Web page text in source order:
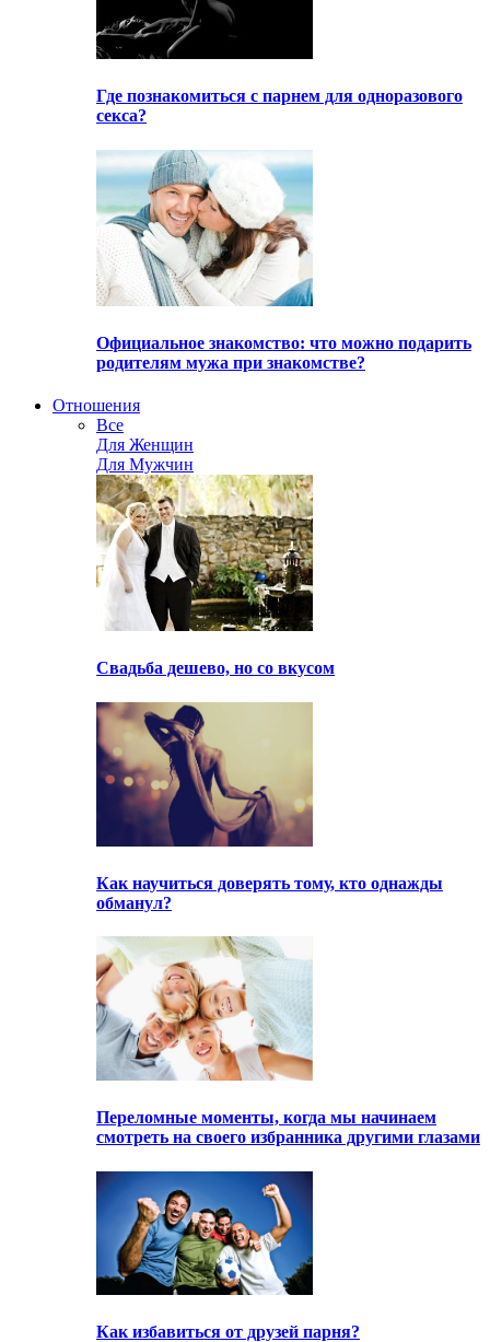
Где познакомиться с парнем для одноразового
секса?
Официальное знакомство: что можно подарить
родителям мужа при знакомстве?
Отношения
Все
Для Женщин
Для Мужчин
Свадьба дешево, но со вкусом
Как научиться доверять тому, кто однажды
обманул?
Переломные моменты, когда мы начинаем
смотреть на своего избранника другими глазами
Как избавиться от друзей парня?